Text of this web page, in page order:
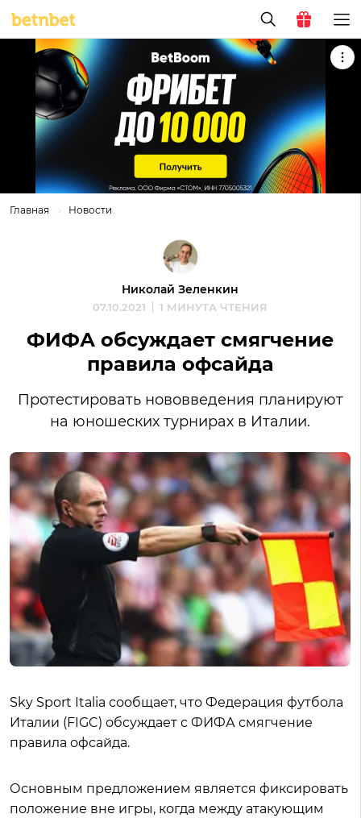
Главная Новости
Николай Зеленкин
07.10.2021 1 МИНУТА ЧТЕНИЯ
ФИФА обсуждает смягчение
правила офсайда
Протестировать нововведения планируют
на юношеских турнирах в Италии.
Sky Sport Italia сообщает, что Федерация футбола
Италии (FIGC) обсуждает с ФИФА смягчение
правила офсайда.
Основным предложением является фиксировать
положение вне игры, когда между атакующим